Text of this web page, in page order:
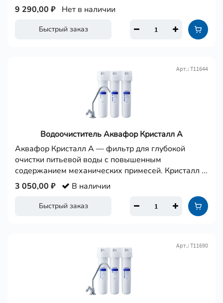
Быстрый заказ
9 290,00 ₽ Нет в наличии
Водоочиститель Аквафор Кристалл А
Арт.: Т11644
Аквафор Кристалл А — фильтр для глубокой
очистки питьевой воды с повышенным
содержанием механических примесей. Кристалл ...
Быстрый заказ
3 050,00 ₽ В наличии
Арт.: Т11690